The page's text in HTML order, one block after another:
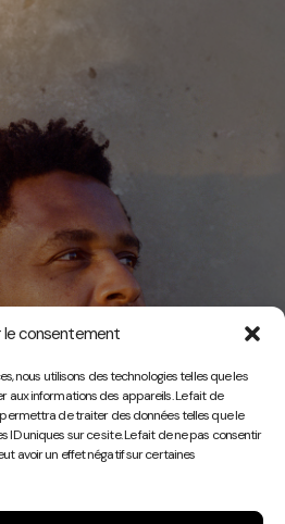
le consentement
nous utilisons des technologies telles que les
aux informations des appareils. Le fait de
de traiter des données telles que le
uniques sur ce site. Le fait de ne pas consentir
avoir un effet négatif sur certaines
Play
Video